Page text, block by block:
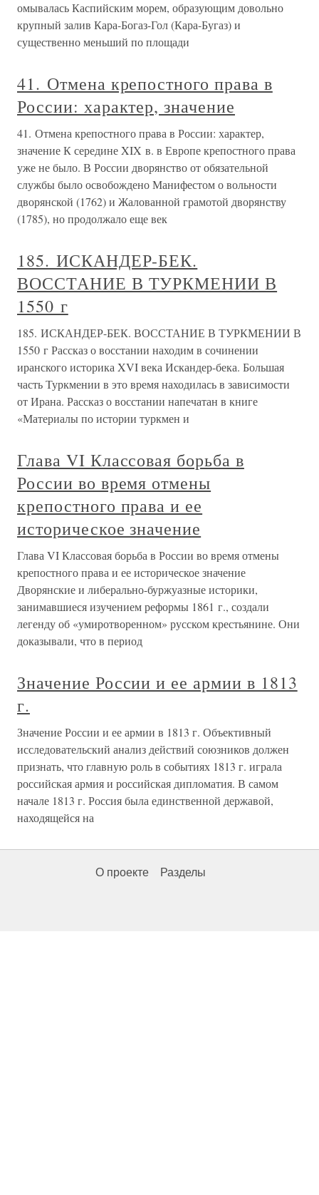
омывалась Каспийским морем, образующим довольно
крупный залив Кара-Богаз-Гол (Кара-Бугаз) и
существенно меньший по площади
41. Отмена крепостного права в
России: характер, значение
41. Отмена крепостного права в России: характер,
значение К середине XIX в. в Европе крепостного права
уже не было. В России дворянство от обязательной
службы было освобождено Манифестом о вольности
дворянской (1762) и Жалованной грамотой дворянству
(1785), но продолжало еще век
185. ИСКАНДЕР-БЕК.
ВОССТАНИЕ В ТУРКМЕНИИ В
1550 г
185. ИСКАНДЕР-БЕК. ВОССТАНИЕ В ТУРКМЕНИИ В
1550 г Рассказ о восстании находим в сочинении
иранского историка XVI века Искандер-бека. Большая
часть Туркмении в это время находилась в зависимости
от Ирана. Рассказ о восстании напечатан в книге
«Материалы по истории туркмен и
Глава VI Классовая борьба в
России во время отмены
крепостного права и ее
историческое значение
Глава VI Классовая борьба в России во время отмены
крепостного права и ее историческое значение
Дворянские и либерально-буржуазные историки,
занимавшиеся изучением реформы 1861 г., создали
легенду об «умиротворенном» русском крестьянине. Они
доказывали, что в период
Значение России и ее армии в 1813
г.
Значение России и ее армии в 1813 г. Объективный
исследовательский анализ действий союзников должен
признать, что главную роль в событиях 1813 г. играла
российская армия и российская дипломатия. В самом
начале 1813 г. Россия была единственной державой,
находящейся на
О проекте Разделы